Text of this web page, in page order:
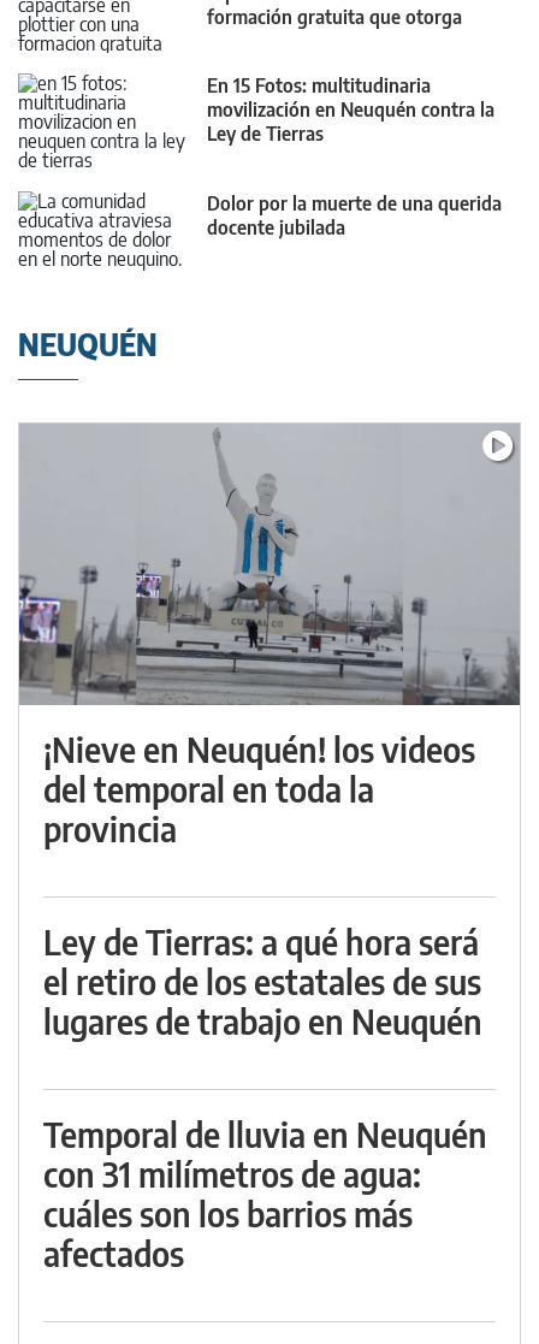
formación gratuita que otorga
En 15 Fotos: multitudinaria
movilización en Neuquén contra la
Ley de Tierras
Dolor por la muerte de una querida
docente jubilada
NEUQUÉN
¡Nieve en Neuquén! los videos
del temporal en toda la
provincia
Ley de Tierras: a qué hora será
el retiro de los estatales de sus
lugares de trabajo en Neuquén
Temporal de lluvia en Neuquén
con 31 milímetros de agua:
cuáles son los barrios más
afectados